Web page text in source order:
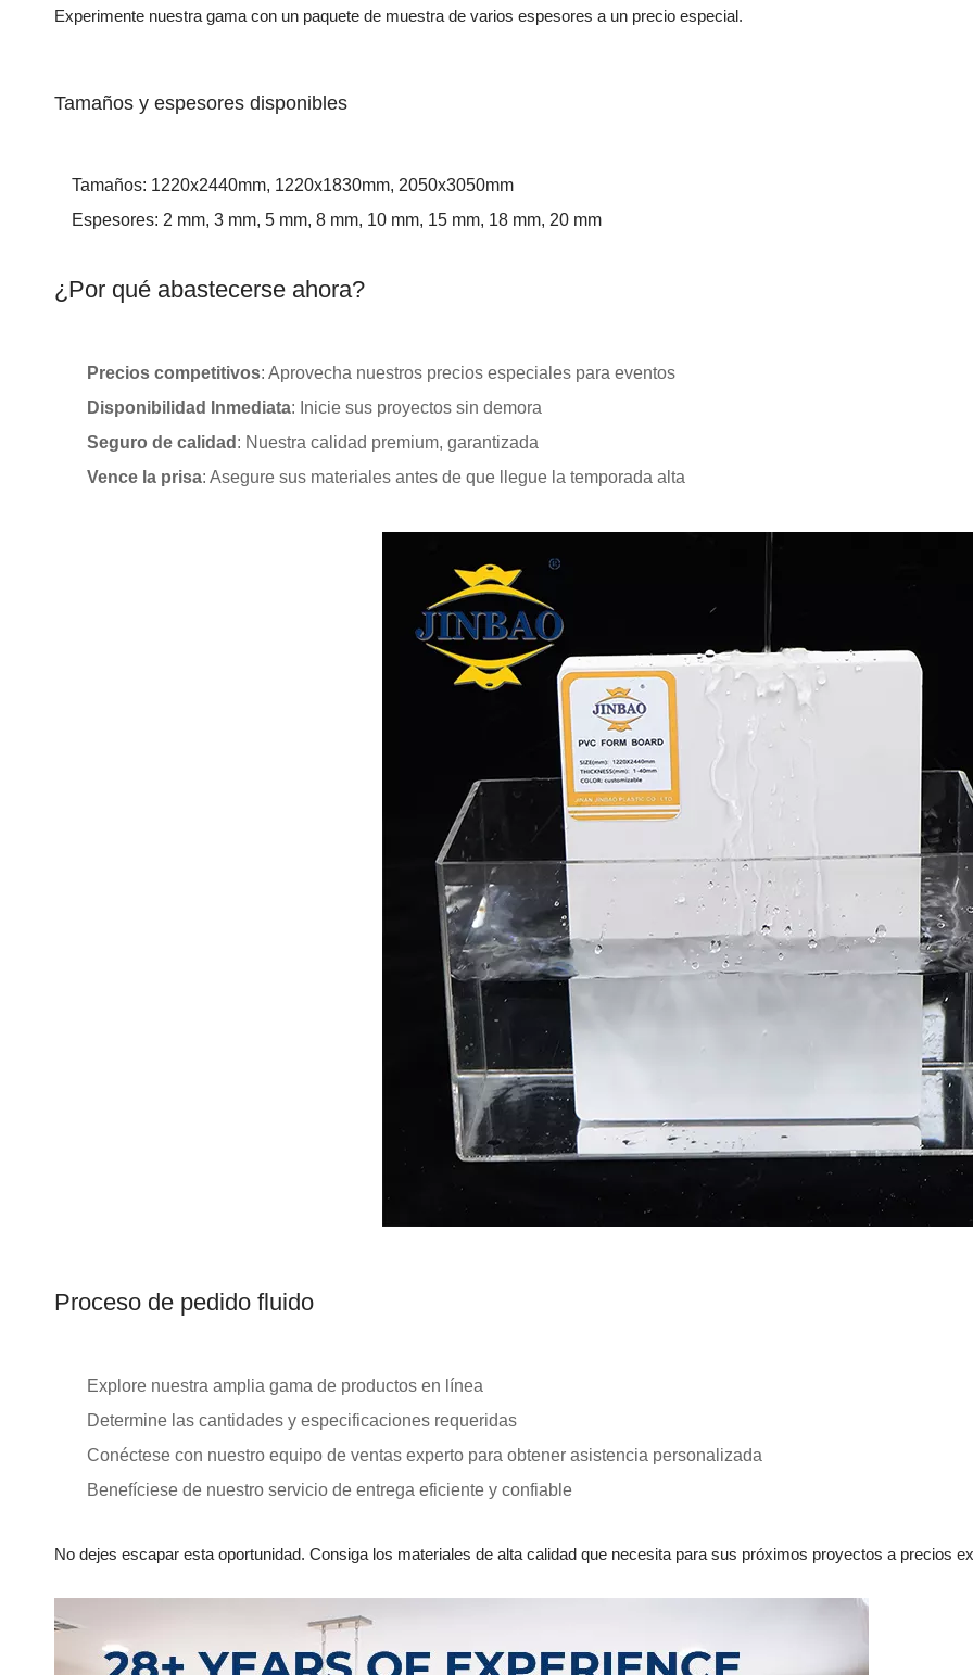
Experimente nuestra gama con un paquete de muestra de varios espesores a un precio especial.
Tamaños y espesores disponibles
Tamaños: 1220x2440mm, 1220x1830mm, 2050x3050mm
Espesores: 2 mm, 3 mm, 5 mm, 8 mm, 10 mm, 15 mm, 18 mm, 20 mm
¿Por qué abastecerse ahora?
Precios competitivos: Aprovecha nuestros precios especiales para eventos
Disponibilidad Inmediata: Inicie sus proyectos sin demora
Seguro de calidad : Nuestra calidad premium, garantizada
Vence la prisa: Asegure sus materiales antes de que llegue la temporada alta
Proceso de pedido fluido
Explore nuestra amplia gama de productos en línea
Determine las cantidades y especificaciones requeridas
Conéctese con nuestro equipo de ventas experto para obtener asistencia personalizada
Benefíciese de nuestro servicio de entrega eficiente y confiable
No dejes escapar esta oportunidad. Consiga los materiales de alta calidad que necesita para sus próximos proyectos a precios